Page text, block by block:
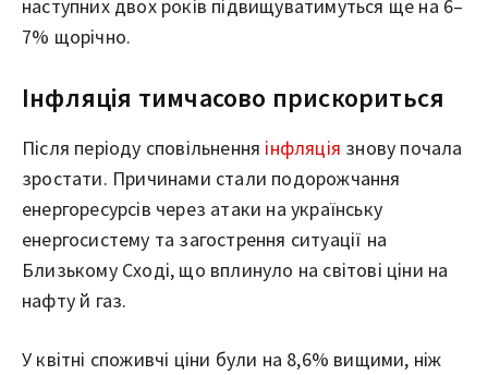
наступних двох років підвищуватимуться ще на 6–
7% щорічно.
Інфляція тимчасово прискориться
Після періоду сповільнення інфляція знову почала
зростати. Причинами стали подорожчання
енергоресурсів через атаки на українську
енергосистему та загострення ситуації на
Близькому Сході, що вплинуло на світові ціни на
нафту й газ.
У квітні споживчі ціни були на 8,6% вищими, ніж